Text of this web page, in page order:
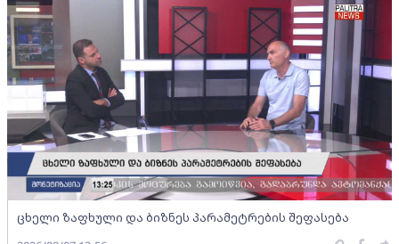
ცხელი ზაფხული და ბიზნეს პარამეტრების შეფასება